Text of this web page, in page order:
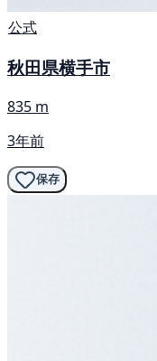
公式
秋田県横手市
835 m
3年前
保存